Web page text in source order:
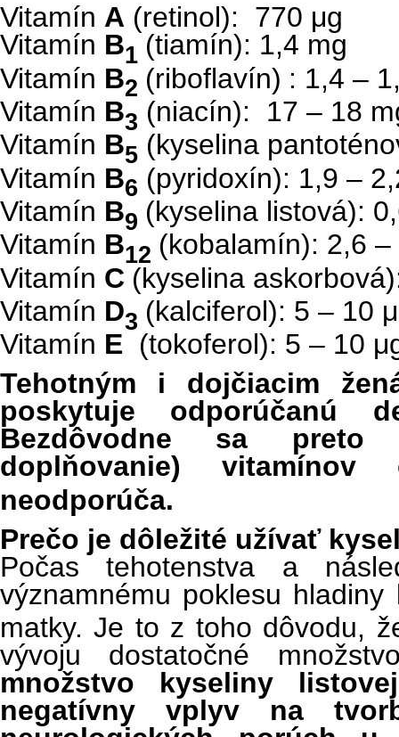
Vitamín A (retinol): 770 μg
Vitamín B1 (tiamín): 1,4 mg
Vitamín B2 (riboflavín) : 1,4 –
Vitamín B3 (niacín): 17 – 18
Vitamín B5 (kyselina
Vitamín B6 (pyridoxín): 1,9 –
Vitamín B9 (kyselina listová):
Vitamín B12 (kobalamín): 2,6
Vitamín C (kyselina
Vitamín D3 (kalciferol): 5 – 10
Vitamín E (tokoferol): 5 – 10
Tehotným i dojčiacim
poskytuje odporúčanú
Bezdôvodne sa preto
doplňovanie)
neodporúča.
Prečo je dôležité užívať
Počas tehotenstva a
významnému poklesu
matky. Je to z toho dôvodu,
vývoju dostatočné
množstvo kyseliny
negatívny vplyv na